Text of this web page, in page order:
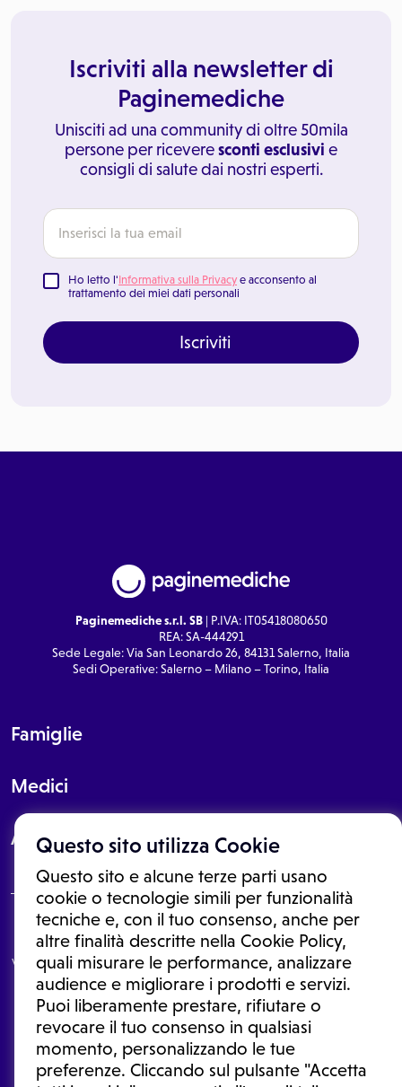
Questo sito utilizza Cookie
Questo sito e alcune terze parti usano
cookie o tecnologie simili per funzionalità
tecniche e, con il tuo consenso, anche per
altre finalità descritte nella Cookie Policy,
quali misurare le performance, analizzare
audience e migliorare i prodotti e servizi.
Puoi liberamente prestare, rifiutare o
revocare il tuo consenso in qualsiasi
momento, personalizzando le tue
preferenze. Cliccando sul pulsante "Accetta
Iscriviti alla newsletter di
Paginemediche
Unisciti ad una community di oltre 50mila
persone per riceveresconti esclusivi e
consigli di salute dai nostri esperti.
Ho letto l'Informativa sulla Privacy e acconsento al
trattamento dei miei dati personali
Iscriviti
Paginemediche s.r.l. SB| P.IVA: IT05418080650
REA: SA-444291
Sede Legale: Via San Leonardo 26, 84131 Salerno, Italia
Sedi Operative: Salerno – Milano – Torino, Italia
Famiglie
Medici
About
Le informazioni proposte in questo sito non sono un consulto medico.
In nessun caso, queste informazioni sostituiscono un consulto, una
visita o una diagnosi formulata dal medico. Non si devono considerare
le informazioni disponibili come suggerimenti per la formulazione di
una diagnosi, la determinazione di un trattamento o l'assunzione o
sospensione di un farmaco senza prima consultare un medico di
medicina generale o uno specialista.
Condizioni di utilizzo|Privacy Policy |Gestione cookie
Ⓒ 2025 | Tutti i diritti riservati.